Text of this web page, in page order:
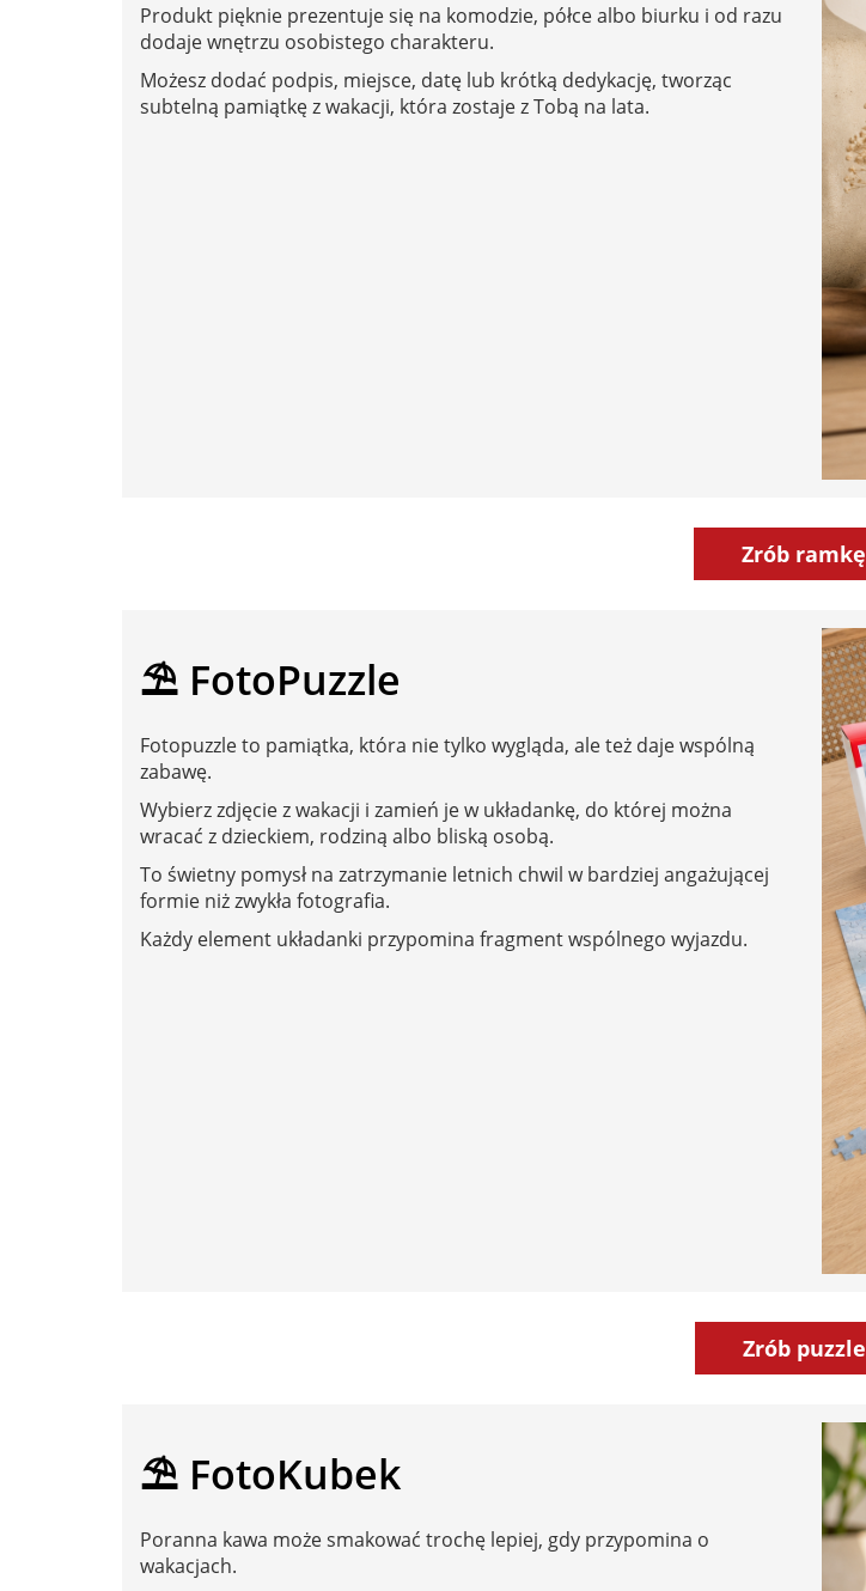
Produkt pięknie prezentuje się na komodzie, półce albo biurku i od razu
dodaje wnętrzu osobistego charakteru.
Możesz dodać podpis, miejsce, datę lub krótką dedykację, tworząc
subtelną pamiątkę z wakacji, która zostaje z Tobą na lata.
Zrób ramkę
⛱️ FotoPuzzle
Fotopuzzle to pamiątka, która nie tylko wygląda, ale też daje wspólną
zabawę.
Wybierz zdjęcie z wakacji i zamień je w układankę, do której można
wracać z dzieckiem, rodziną albo bliską osobą.
To świetny pomysł na zatrzymanie letnich chwil w bardziej angażującej
formie niż zwykła fotografia.
Każdy element układanki przypomina fragment wspólnego wyjazdu.
Zrób puzzle
⛱️ FotoKubek
Poranna kawa może smakować trochę lepiej, gdy przypomina o
wakacjach.